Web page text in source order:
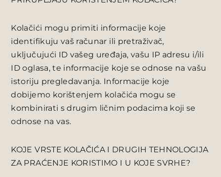
Kolačići mogu primiti informacije koje
identifikuju vaš računar ili pretraživač,
uključujući ID vašeg uređaja, vašu IP adresu i/ili
ID oglasa, te informacije koje se odnose na vašu
istoriju pregledavanja. Informacije koje
dobijemo korištenjem kolačića mogu se
kombinirati s drugim ličnim podacima koji se
odnose na vas.
KOJE VRSTE KOLAČIĆA I DRUGIH TEHNOLOGIJA
ZA PRAĆENJE KORISTIMO I U KOJE SVRHE?